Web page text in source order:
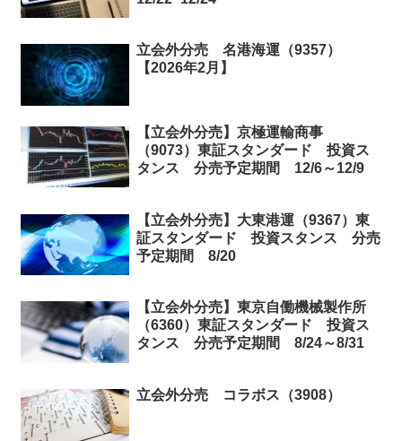
立会外分売 名港海運（9357）
【2026年2月】
【立会外分売】京極運輸商事
（9073）東証スタンダード 投資ス
タンス 分売予定期間 12/6～12/9
【立会外分売】大東港運（9367）東
証スタンダード 投資スタンス 分売
予定期間 8/20
【立会外分売】東京自働機械製作所
（6360）東証スタンダード 投資ス
タンス 分売予定期間 8/24～8/31
立会外分売 コラボス（3908）